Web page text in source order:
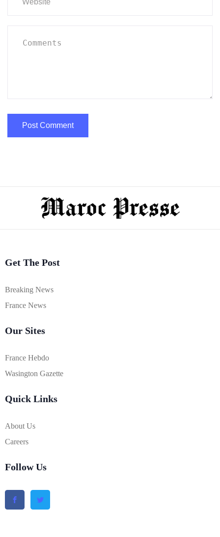
Get The Post
Breaking News
France News
Our Sites
France Hebdo
Wasington Gazette
Quick Links
About Us
Careers
Follow Us